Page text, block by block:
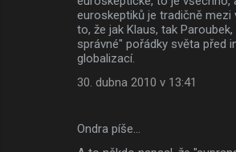
euroskeptiků je tradičně mezi
to, že jak Klaus, tak
správné" pořádky světa před
globalizací.
30. dubna 2010 v 13:41
Ondra píše…